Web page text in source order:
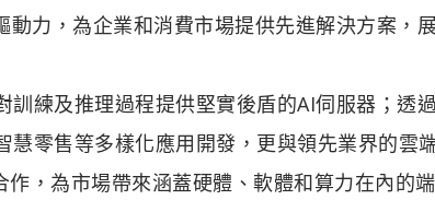
力，為企業和消費市場提供先進解決方案，
練及推理過程提供堅實後盾的AI伺服器；透
零售等多樣化應用開發，更與領先業界的雲
，為市場帶來涵蓋硬體、軟體和算力在內的